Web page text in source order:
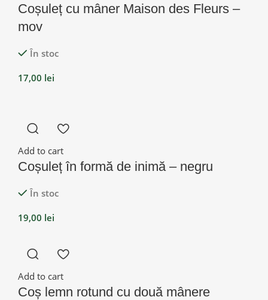
Coșuleț cu mâner Maison des Fleurs –
mov
În stoc
17,00 lei
Add to cart
Coșuleț în formă de inimă – negru
În stoc
19,00 lei
Add to cart
Coș lemn rotund cu două mânere